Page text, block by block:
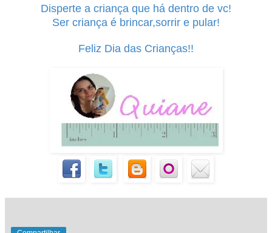
Disperte a criança que há dentro de vc!
Ser criança é brincar,sorrir e pular!
Feliz Dia das Crianças!!